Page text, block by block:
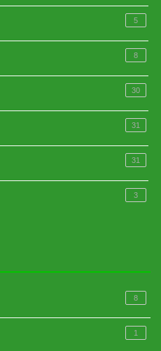
5
8
30
31
31
3
8
1